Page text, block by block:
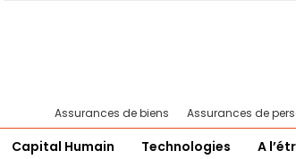
Assurances de biens Assurances de
Capital Humain Technologies A